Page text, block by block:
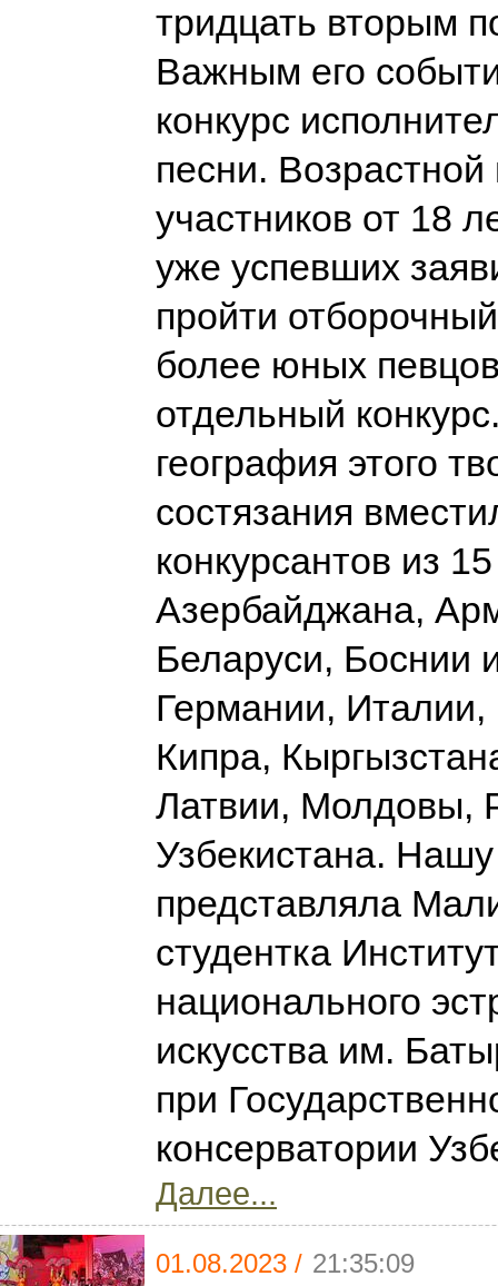
тридцать вторым
Важным его
конкурс
песни. Возрастной
участников от 18
уже успевших
пройти
более юных
отдельный
география этого
состязания
конкурсантов из
Азербайджана,
Беларуси, Боснии
Германии, Италии,
Кипра,
Латвии, Молдовы,
Узбекистана.
представляла
студентка
национального
искусства им.
при
консерватории
Далее...
01.08.2023 / 21:35:09